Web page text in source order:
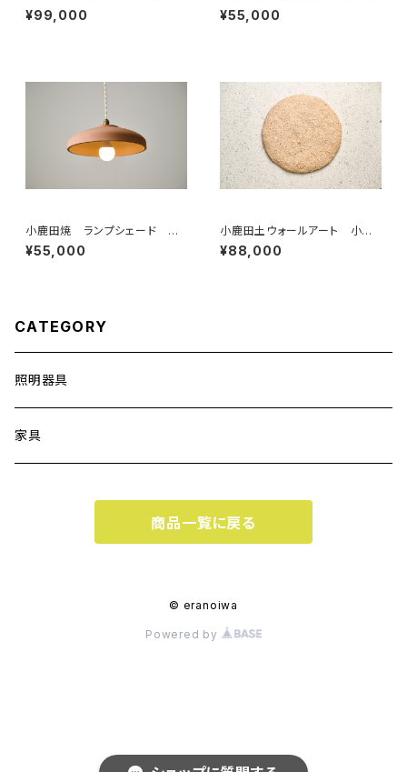
イト デスクスタンド 鉄
¥99,000
き締め本焼き "トビガンナ " O
nta lampshade
¥55,000
小鹿田焼 ランプシェード 素
焼き ”小鹿田土”
¥55,000
小鹿田土ウォールアート 小鹿
田石の洗い出し２ 直径45cm
¥88,000
CATEGORY
照明器具
家具
商品一覧に戻る
© eranoiwa
Powered by